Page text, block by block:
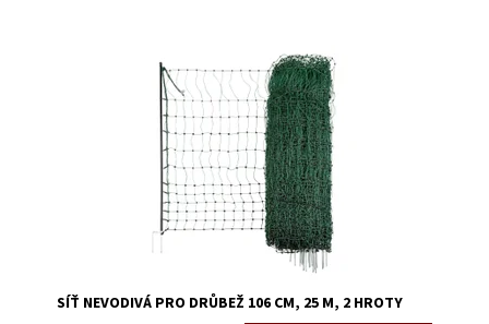
Skladem 53
3638
SÍŤ NEVODIVÁ PRO DRŮBEŽ 106 CM, 25 M, 2 HROTY